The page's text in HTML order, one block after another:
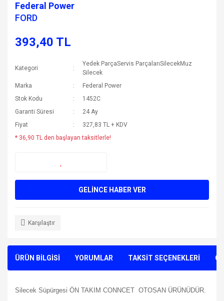
Federal Power
FORD
393,40 TL
Kategori
Yedek ParçaServis ParçalarıSilecekMuz
Silecek
Marka
Federal Power
Stok Kodu
1452C
Garanti Süresi
24 Ay
Fiyat
327,83 TL + KDV
* 36,90 TL den başlayan taksitlerle!
GELİNCE HABER VER
Karşılaştır
ÜRÜN BİLGİSİ YORUMLAR TAKSİT SEÇENEKLERİ
Silecek Süpürgesi ÖN TAKIM CONNCET OTOSAN ÜRÜNÜDÜR.